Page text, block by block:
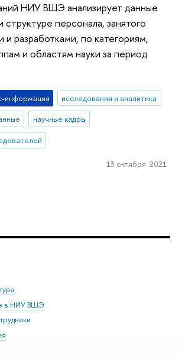
НИУ ВШЭ анализирует данные
персонала, занятого
и разработками, по категориям,
и областям науки за период
информация
исследования и аналитика
научные кадры
13 октября 2021
в НИУ ВШЭ